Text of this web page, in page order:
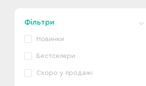
Фільтри
Новинки
Бестселери
Скоро у продажі